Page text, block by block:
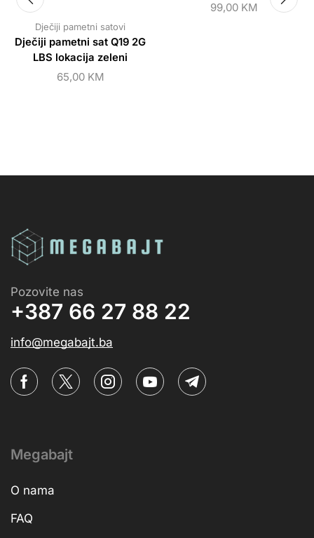
Dječiji pametni satovi
Dječiji pametni sat Q19 2G
LBS lokacija zeleni
65,00 KM
99,00 KM
Pozovite nas
+387 66 27 88 22
info@megabajt.ba
Megabajt
O nama
FAQ